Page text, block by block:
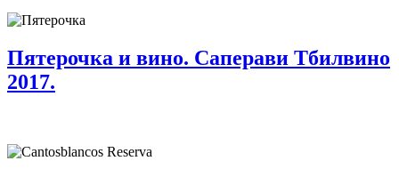
Пятерочка и вино. Саперави Тбилвино
2017.